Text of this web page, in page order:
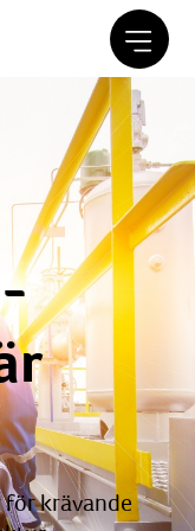
för krävande